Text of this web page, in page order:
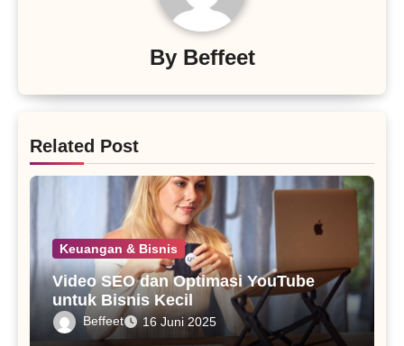
By Beffeet
Related Post
Keuangan & Bisnis
Video SEO dan Optimasi YouTube
untuk Bisnis Kecil
Beffeet 16 Juni 2025